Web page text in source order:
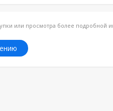
или просмотра более подробной